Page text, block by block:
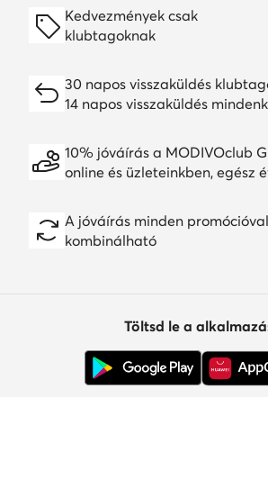
Kedvezmények csak
klubtagoknak
30 napos visszaküldés
14 napos visszaküldés
10% jóváírás a MODIVOclub
online és üzleteinkben, egész
A jóváírás minden
kombinálható
Töltsd le a